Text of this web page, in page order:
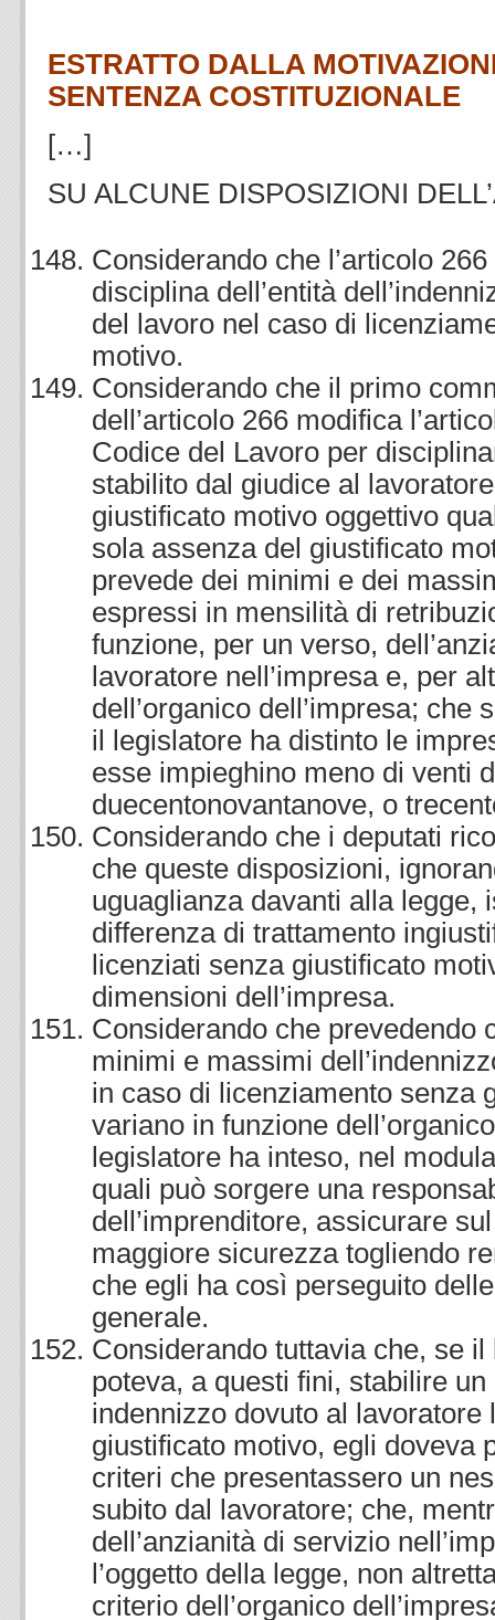
ESTRATTO DALLA
SENTENZA COSTITUZIONALE
[…]
SU ALCUNE DISPOSIZIONI
Considerando che l’articolo
disciplina dell’entità
del lavoro nel caso di
motivo.
Considerando che il primo
dell’articolo 266 modifica
Codice del Lavoro per
stabilito dal giudice al
giustificato motivo oggettivo
sola assenza del giustificato
prevede dei minimi e dei
espressi in mensilità di
funzione, per un verso,
lavoratore nell’impresa e, per
dell’organico dell’impresa; che
il legislatore ha distinto le
esse impieghino meno di venti
duecentonovantanove, o
Considerando che i deputati
che queste disposizioni,
uguaglianza davanti alla legge,
differenza di trattamento
licenziati senza giustificato
dimensioni dell’impresa.
Considerando che prevedendo
minimi e massimi
in caso di licenziamento senza
variano in funzione
legislatore ha inteso, nel
quali può sorgere una
dell’imprenditore, assicurare
maggiore sicurezza togliendo
che egli ha così perseguito
generale.
Considerando tuttavia che, se
poteva, a questi fini, stabilire
indennizzo dovuto al lavoratore
giustificato motivo, egli doveva
criteri che presentassero un
subito dal lavoratore; che,
dell’anzianità di servizio
l’oggetto della legge, non
criterio dell’organico